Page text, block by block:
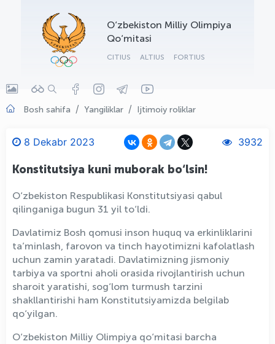
O‘zbekiston Milliy Olimpiya
Qo‘mitasi
CITIUS ALTIUS FORTIUS
Bosh sahifa Yangiliklar Ijtimoiy roliklar
8 Dekabr 2023 3932
Konstitutsiya kuni muborak bo‘lsin!
O‘zbekiston Respublikasi Konstitutsiyasi qabul
qilinganiga bugun 31 yil to‘ldi.
Davlatimiz Bosh qomusi inson huquq va erkinliklarini
ta’minlash, farovon va tinch hayotimizni kafolatlash
uchun zamin yaratadi. Davlatimizning jismoniy
tarbiya va sportni aholi orasida rivojlantirish uchun
sharoit yaratishi, sog‘lom turmush tarzini
shakllantirishi ham Konstitutsiyamizda belgilab
qo‘yilgan.
O‘zbekiston Milliy Olimpiya qo‘mitasi barcha
OLYMPCHIK AI - yordamchi
Onlayn · olympic.uz